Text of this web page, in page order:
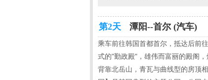
第2天 潭阳--首尔 (汽车)
乘车前往韩国首都首尔，抵达后前
式的"勤政殿"，雄伟而富丽的殿阁
背靠北岳山，青瓦与曲线型的房顶